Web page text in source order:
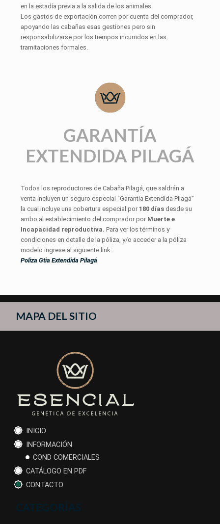
en la estadía previa a la salida de los animales.
Los gastos de exportación corren por cuenta del comprador,
apoyando las cabañas esas gestiones pero sin
responsabilizarse por los tiempos incurridos en las
tramitaciones formales.
GARANTÍA
EXTENDIDA PILAGÁ
Todos los reproductores de Cabaña Pilagá, que saldrán a
venta incluyen un seguro especial “Garantía Extendida Pilagá”
la cual incluye una cobertura especial por 180 díasdesde su
arribo al establecimiento del comprador por Muerte e
Incapacidad reproductiva. Para ver los términos y
condiciones en detalle de la póliza, y/o acceder a la póliza
modelo ingrese al siguiente link:
Poliza Gtia Extendida Pilagá
MAPA DEL SITIO
INICIO
INFORMACIÓN
COND COMERCIALES
CATÁLOGO EN PDF
CONTACTO
CATEGORÍAS